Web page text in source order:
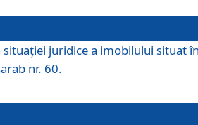
situației juridice a imobilului situat
nr. 60.